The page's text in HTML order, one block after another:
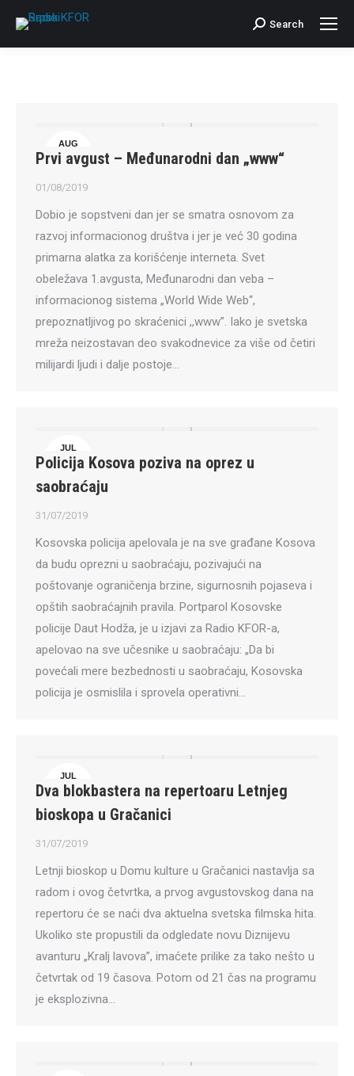
Search:
Search
AUG
1
Prvi avgust – Međunarodni dan „www“
01/08/2019
Dobio je sopstveni dan jer se smatra osnovom za
razvoj informacionog društva i jer je već 30 godina
primarna alatka za korišćenje interneta. Svet
obeležava 1.avgusta, Međunarodni dan veba –
informacionog sistema „World Wide Web“,
prepoznatljivog po skraćenici ,,www”. Iako je svetska
mreža neizostavan deo svakodnevice za više od četiri
milijardi ljudi i dalje postoje…
JUL
31
Policija Kosova poziva na oprez u
saobraćaju
31/07/2019
Kosovska policija apelovala je na sve građane Kosova
da budu oprezni u saobraćaju, pozivajući na
poštovanje ograničenja brzine, sigurnosnih pojaseva i
opštih saobraćajnih pravila. Portparol Kosovske
policije Daut Hodža, je u izjavi za Radio KFOR-a,
apelovao na sve učesnike u saobraćaju: „Da bi
povećali mere bezbednosti u saobraćaju, Kosovska
policija je osmislila i sprovela operativni…
JUL
31
Dva blokbastera na repertoaru Letnjeg
bioskopa u Gračanici
31/07/2019
Letnji bioskop u Domu kulture u Gračanici nastavlja sa
radom i ovog četvrtka, a prvog avgustovskog dana na
repertoru će se naći dva aktuelna svetska filmska hita.
Ukoliko ste propustili da odgledate novu Diznijevu
avanturu „Kralj lavova”, imaćete prilike za tako nešto u
četvrtak od 19 časova. Potom od 21 čas na programu
je eksplozivna…